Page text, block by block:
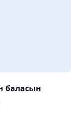
баласын